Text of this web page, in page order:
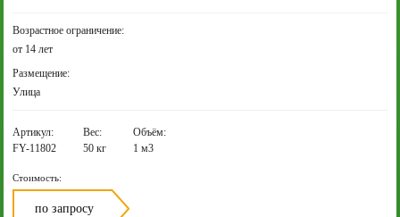
Возрастное ограничение:
от 14 лет
Размещение:
Улица
Артикул:
FY-11802
Вес:
50 кг
Объём:
1 м3
Стоимость:
по запросу